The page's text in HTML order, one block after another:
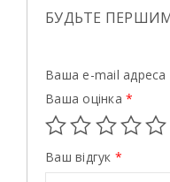
БУДЬТЕ
Ваша e-mail
Ваша оцінка *
Ваш відгук *